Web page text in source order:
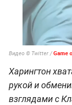
Видео © Twitter /
Харингтон
рукой и
взглядами с